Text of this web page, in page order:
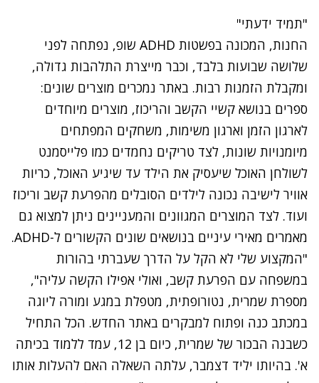
"תמיד ידעתי"
החנות, המכונה בפשטות ADHD שופ,
נפתחה לפני
שלושה שבועות בלבד, וכבר מייצרת התלהבות גדולה,
ומקבלת הזמנות רבות. באתר נמכרים מוצרים שונים:
ספרים בנושא קשיי הקשב והריכוז, מוצרים מיוחדים
לארגון הזמן וארגון משימות, משחקים המפתחים
מיומנויות שונות, לצד טריקים נחמדים כמו פלייסמנט
לשולחן האוכל שיעסיק את הילד עד שיגיע האוכל, כריות
אוויר לישיבה נכונה לילדים הסובלים מהפרעת קשב וריכוז
ועוד. לצד המוצרים המגוונים והמעניינים ניתן למצוא גם
מאמרים מאירי עיניים בנושאים שונים הקשורים ל-ADHD.
"המקצוע שלי לא הקל על הדרך שעברתי בהורות
במשפחה עם הפרעת קשב, ואולי אפילו הקשה עליה",
מספרת שמרית, נטורופתית, מטפלת במגע ומורה ליוגה
במכתב כנה ופתוח למבקרים באתר החדש. הכל התחיל
כשבנה הבכור של שמרית, כיום בן 12, עמד ללמוד בכיתה
א'. בהיותו יליד דצמבר, עלתה השאלה האם להעלות אותו